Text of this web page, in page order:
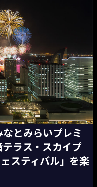
とみらいプレミ
ラス・スカイプ
スティバル」を楽